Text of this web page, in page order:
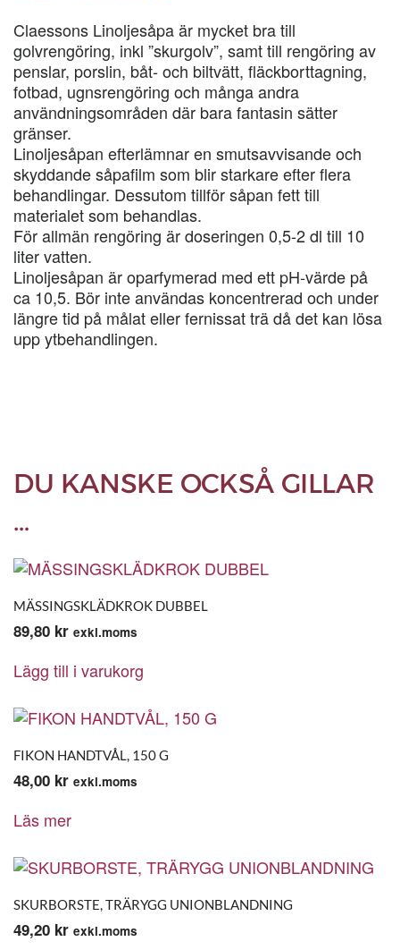
Claessons Linoljesåpa är mycket bra till
golvrengöring, inkl ”skurgolv”, samt till rengöring av
penslar, porslin, båt- och biltvätt, fläckborttagning,
fotbad, ugnsrengöring och många andra
användningsområden där bara fantasin sätter
gränser.
Linoljesåpan efterlämnar en smutsavvisande och
skyddande såpafilm som blir starkare efter flera
behandlingar. Dessutom tillför såpan fett till
materialet som behandlas.
För allmän rengöring är doseringen 0,5-2 dl till 10
liter vatten.
Linoljesåpan är oparfymerad med ett pH-värde på
ca 10,5. Bör inte användas koncentrerad och under
längre tid på målat eller fernissat trä då det kan lösa
upp ytbehandlingen.
DU KANSKE OCKSÅ GILLAR
…
MÄSSINGSKLÄDKROK DUBBEL
89,80 kr exkl.moms
Lägg till i varukorg
FIKON HANDTVÅL, 150 G
48,00 kr exkl.moms
Läs mer
SKURBORSTE, TRÄRYGG UNIONBLANDNING
49,20 kr exkl.moms